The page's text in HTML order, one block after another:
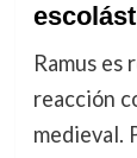
Ramus es
reacción
medieval.